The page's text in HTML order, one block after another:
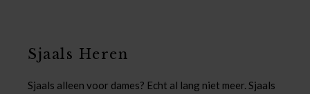
Sjaals Heren
Sjaals alleen voor dames? Echt al lang niet meer. Sjaals